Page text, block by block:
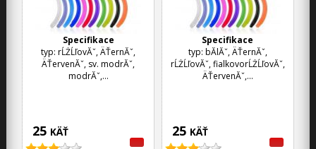
25 KÄŤ
Specifikace
typ: rĹŻĹľovĂˇ, ÄŤernĂˇ,
ÄŤervenĂˇ, sv. modrĂˇ,
modrĂˇ,...
25 KÄŤ
Specifikace
typ: bĂ­lĂˇ, ÄŤernĂˇ,
rĹŻĹľovĂˇ, fialkovorĹŻĹľovĂˇ,
ÄŤervenĂˇ,...